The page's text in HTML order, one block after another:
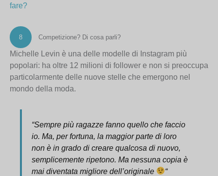
fare?
8 Competizione? Di cosa parli?
Michelle Levin è una delle modelle di Instagram più
popolari: ha oltre 12 milioni di follower e non si preoccupa
particolarmente delle nuove stelle che emergono nel
mondo della moda.
“Sempre più ragazze fanno quello che faccio
io. Ma, per fortuna, la maggior parte di loro
non è in grado di creare qualcosa di nuovo,
semplicemente ripetono. Ma nessuna copia è
mai diventata migliore dell’originale
“